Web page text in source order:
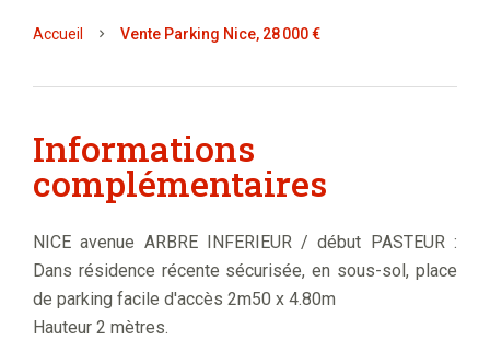
Accueil Vente Parking Nice, 28 000 €
Informations
complémentaires
NICE avenue ARBRE INFERIEUR / début PASTEUR :
Dans résidence récente sécurisée, en sous-sol, place
de parking facile d'accès 2m50 x 4.80m
Hauteur 2 mètres.